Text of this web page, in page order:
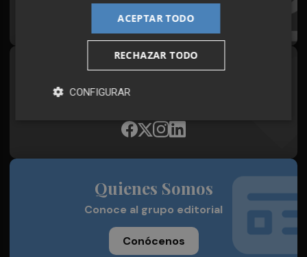
¡Quiero suscribirme!
Síguenos en redes
Plaza Podcast, desde cualquier medio
Quienes Somos
Conoce al grupo editorial
Conócenos
ACEPTAR TODO
RECHAZAR TODO
CONFIGURAR